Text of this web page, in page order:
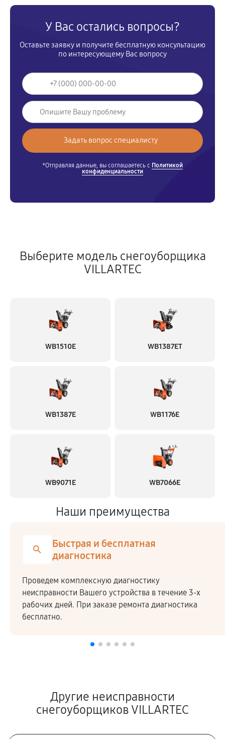
У Вас остались вопросы?
Оставьте заявку и получите бесплатную консультацию
по интересующему Вас вопросу
*Отправляя данные, вы соглашаетесь с Политикой
конфиденциальности
Выберите модель снегоуборщика
VILLARTEC
WB1510E WB1387ET
WB1387E WB1176E
WB9071E WB7066E
Наши преимущества
Быстрая и бесплатная
диагностика
Проведем комплексную диагностику
неисправности Вашего устройства в течение 3-х
рабочих дней. При заказе ремонта диагностика
бесплатно.
Другие неисправности
снегоуборщиков VILLARTEC